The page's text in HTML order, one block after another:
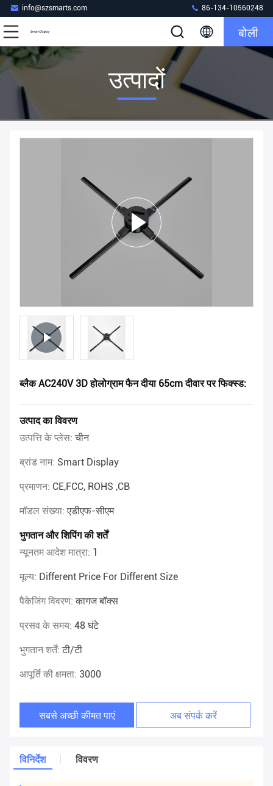
info@szsmarts.com 86-134-10560248
बोली
उत्पादों
ब्लैक AC240V 3D होलोग्राम फैन दीया 65cm दीवार पर फिक्स्ड:
उत्पाद का विवरण
उत्पत्ति के प्लेस:चीन
ब्रांड नाम: Smart Display
प्रमाणन: CE,FCC, ROHS ,CB
मॉडल संख्या:एडीएफ-सीएम
भुगतान और शिपिंग की शर्तें
न्यूनतम आदेश मात्रा: 1
मूल्य: Different Price For Different Size
पैकेजिंग विवरण:कागज बॉक्स
प्रसव के समय: 48 घंटे
भुगतान शर्तें:टी/टी
आपूर्ति की क्षमता: 3000
सबसे अच्छी कीमत पाएं अब संपर्क करें
विनिर्देश विवरण